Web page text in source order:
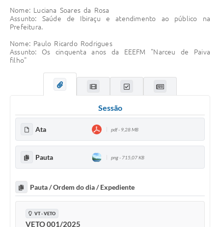
Nome: Luciana Soares da Rosa
Assunto: Saúde de Ibiraçu e atendimento ao público na
Prefeitura.
Nome: Paulo Ricardo Rodrigues
Assunto: Os cinquenta anos da EEEFM "Narceu de Paiva
filho"
Sessão
Ata pdf - 9,28 MB
Pauta png - 715,07 KB
Pauta / Ordem do dia / Expediente
VT - VETO
VETO 001/2025